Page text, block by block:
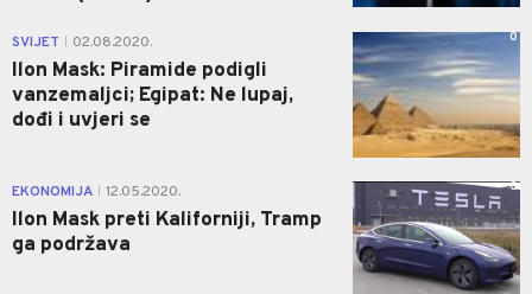
SVIJET 02.08.2020.
Ilon Mask: Piramide podigli
vanzemaljci; Egipat: Ne lupaj,
dođi i uvjeri se
0
EKONOMIJA 12.05.2020.
Ilon Mask preti Kaliforniji, Tramp
ga podržava
0